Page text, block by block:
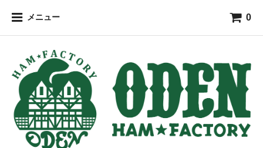
メニュー 0